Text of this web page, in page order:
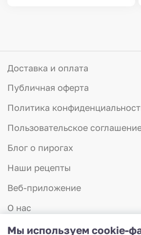
Доставка и оплата
Публичная оферта
Политика
Пользовательское
Блог о пирогах
Наши рецепты
Веб-приложение
О нас
Отзывы
Мы используем cookie-